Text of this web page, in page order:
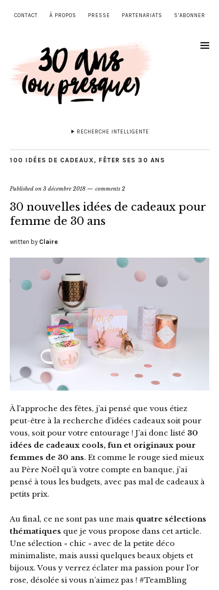
CONTACT À PROPOS PRESSE PARTENARIATS S’ABONNER
RECHERCHE INTELLIGENTE
100 IDÉES DE CADEAUX, FÊTER SES 30 ANS
Published on 3 décembre 2018 comments 2
30 nouvelles idées de cadeaux pour
femme de 30 ans
written by Claire
À l’approche des fêtes, j’ai pensé que vous étiez
peut-être à la recherche d’idées cadeaux soit pour
vous, soit pour votre entourage ! J’ai donc listé 30
idées de cadeaux cools, fun et originaux pour
femmes de 30 ans. Et comme le rouge sied mieux
au Père Noël qu’à votre compte en banque, j’ai
pensé à tous les budgets, avec pas mal de cadeaux à
petits prix.
Au final, ce ne sont pas une mais quatre sélections
thématiques que je vous propose dans cet article.
Une sélection « chic » avec de la petite déco
minimaliste, mais aussi quelques beaux objets et
bijoux. Vous y verrez éclater ma passion pour l’or
rose, désolée si vous n’aimez pas ! #TeamBling